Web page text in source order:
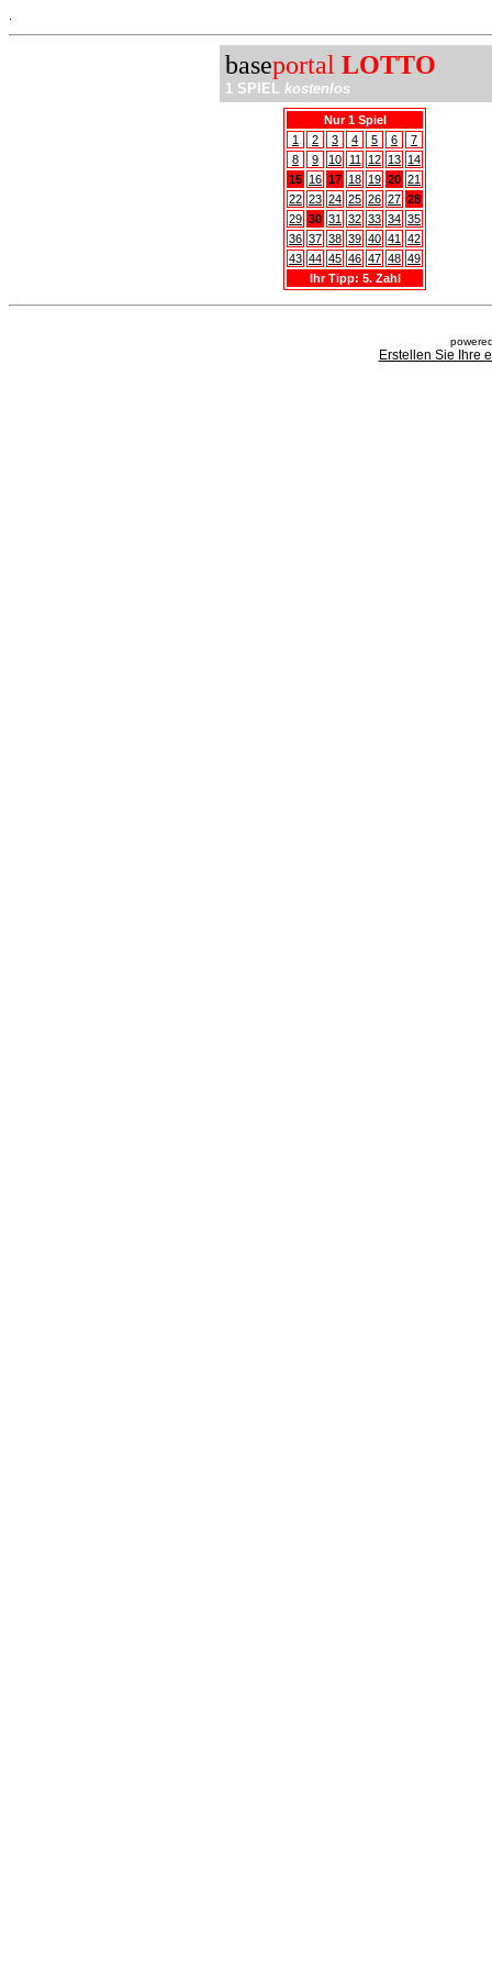
baseportal LOTTO
1 SPIEL kostenlos
Nur 1 Spiel
1
2 3 4 5 6
7
8
9 10 11 12 13 14
15 16 17 18 19 20 21
22 23 24 25 26 27 28
29 30 31 32 33 34 35
36 37 38 39 40 41
42
43 44 45 46 47 48 49
Ihr Tipp: 5. Zahl
Erstellen Sie Ihre